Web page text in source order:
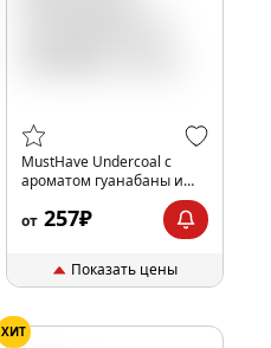
MustHave Undercoal с
ароматом гуанабаны и
от 257₽
Показать цены
ХИТ